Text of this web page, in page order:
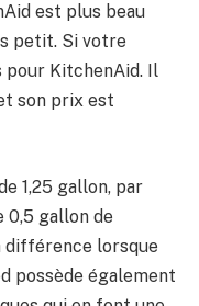
est plus beau
petit. Si votre
pour KitchenAid. Il
son prix est
1,25 gallon, par
0,5 gallon de
différence lorsque
possède également